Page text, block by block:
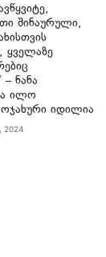
შინაურული,
ყველაზე
ნანა
ილო
იდილია
2024